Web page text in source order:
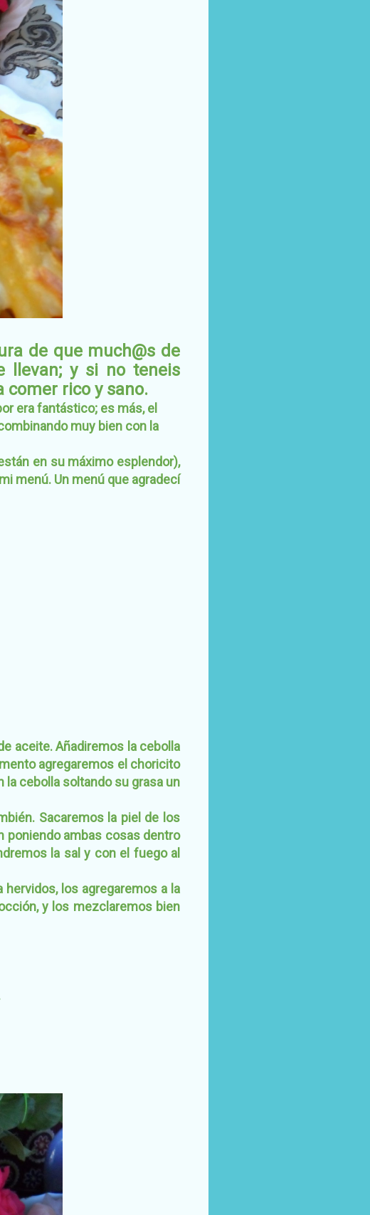
de que much@s de
llevan; y si no teneis
comer rico y sano.
era fantástico; es más, el
muy bien con la
en su máximo esplendor),
menú. Un menú que agradecí
aceite. Añadiremos la cebolla
agregaremos el choricito
la cebolla soltando su grasa un
Sacaremos la piel de los
poniendo ambas cosas dentro
la sal y con el fuego al
los agregaremos a la
y los mezclaremos bien